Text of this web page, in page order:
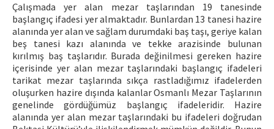
Çalışmada yer alan mezar taşlarından 19 tanesinde
başlangıç ifadesi yer almaktadır. Bunlardan 13 tanesi hazire
alanında yer alan ve sağlam durumdaki baş taşı, geriye kalan
beş tanesi kazı alanında ve tekke arazisinde bulunan
kırılmış baş taşlarıdır. Burada değinilmesi gereken hazire
içerisinde yer alan mezar taşlarındaki başlangıç ifadeleri
tarikat mezar taşlarında sıkça rastladığımız ifadelerden
oluşurken hazire dışında kalanlar Osmanlı Mezar Taşlarının
genelinde gördüğümüz başlangıç ifadeleridir. Hazire
alanında yer alan mezar taşlarındaki bu ifadeleri doğrudan